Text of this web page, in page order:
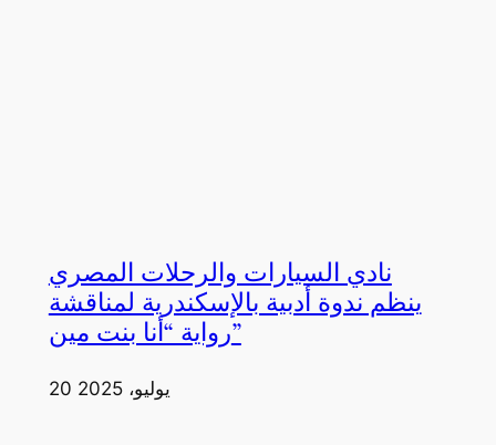
نادي السيارات والرحلات المصري
ينظم ندوة أدبية بالإسكندرية لمناقشة
رواية “أنا بنت مين”
20 يوليو، 2025